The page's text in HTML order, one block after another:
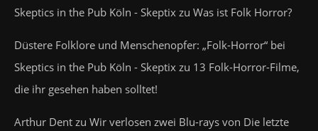
Skeptics in the Pub Köln - Skeptix zu Was ist Folk Horror?
Düstere Folklore und Menschenopfer: „Folk-Horror“ bei
Skeptics in the Pub Köln - Skeptix zu 13 Folk-Horror-Filme,
die ihr gesehen haben solltet!
Arthur Dent zu Wir verlosen zwei Blu-rays von Die letzte